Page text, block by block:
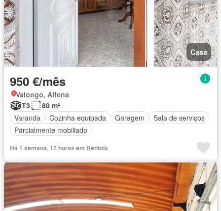
Casa
950 €/mês
Valongo, Alfena
T3
80 m²
Varanda
Cozinha equipada Garagem
Sala de serviços
Parcialmente mobiliado
Há 1 semana, 17 horas em Rentola